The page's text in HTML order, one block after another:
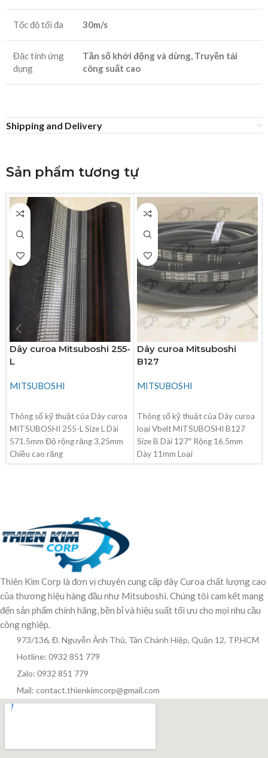
Tốc độ tối đa 30m/s
Đặc tính ứng
dụng
Tần số khởi động và dừng, Truyền tải
công suất cao
Shipping and Delivery
Sản phẩm tương tự
Dây curoa Mitsuboshi 255-
L
MITSUBOSHI
Thông số kỹ thuật của Dây curoa
MITSUBOSHI 255-L Size L Dài
571.5mm Độ rộng răng 3.25mm
Chiều cao răng
Dây curoa Mitsuboshi
B127
MITSUBOSHI
Thông số kỹ thuật của Dây curoa
loại Vbelt MITSUBOSHI B127
Size B Dài 127″ Rộng 16.5mm
Dày 11mm Loại
Thiên Kim Corp là đơn vị chuyên cung cấp dây Curoa chất lượng cao
của thương hiệu hàng đầu như Mitsuboshi. Chúng tôi cam kết mang
đến sản phẩm chính hãng, bền bỉ và hiệu suất tối ưu cho mọi nhu cầu
công nghiệp.
973/136, Đ. Nguyễn Ảnh Thủ, Tân Chánh Hiệp, Quận 12, TP.HCM
Hotline: 0932 851 779
Zalo: 0932 851 779
Mail: contact.thienkimcorp@gmail.com